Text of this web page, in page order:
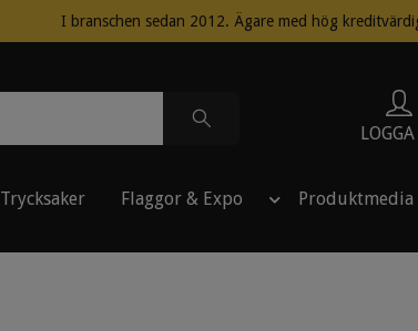
I branschen sedan 2012. Ägare med hög
Trycksaker Flaggor & Expo
Produktmedia